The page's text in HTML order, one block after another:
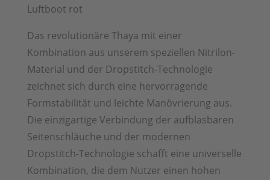
Luftboot rot
Das revolutionäre Thaya mit einer
Kombination aus unserem speziellen Nitrilon-
Material und der Dropstitch-Technologie
zeichnet sich durch eine hervorragende
Formstabilität und leichte Manövrierung aus.
Die einzigartige Verbindung der aufblasbaren
Seitenschläuche und der modernen
Dropstitch-Technologie schafft eine universelle
Kombination, die dem Nutzer einen hohen